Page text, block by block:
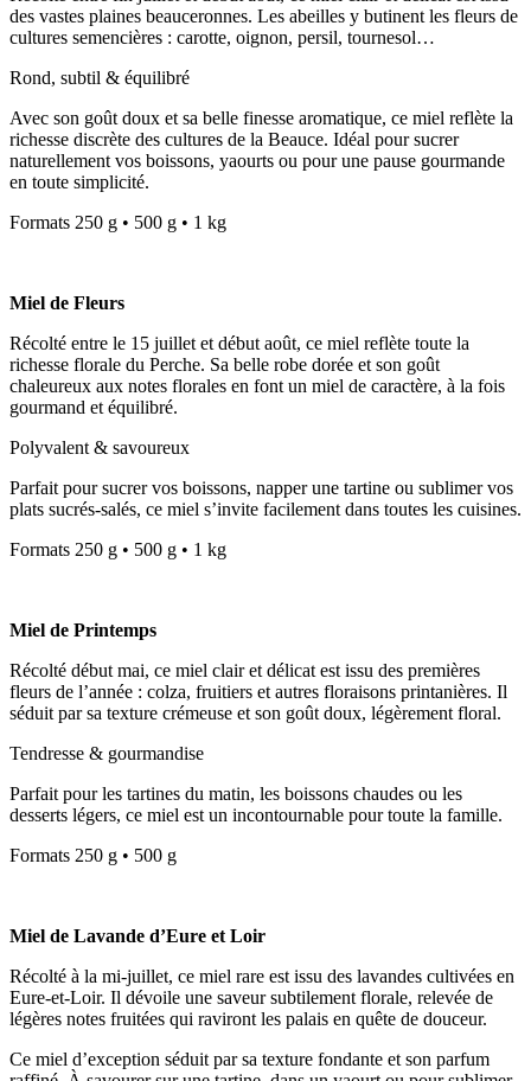
des vastes plaines beauceronnes. Les abeilles y butinent les fleurs de
cultures semencières : carotte, oignon, persil, tournesol…
Rond, subtil & équilibré
Avec son goût doux et sa belle finesse aromatique, ce miel reflète la
richesse discrète des cultures de la Beauce. Idéal pour sucrer
naturellement vos boissons, yaourts ou pour une pause gourmande
en toute simplicité.
Formats 250 g • 500 g • 1 kg
Miel de Fleurs
Récolté entre le 15 juillet et début août, ce miel reflète toute la
richesse florale du Perche. Sa belle robe dorée et son goût
chaleureux aux notes florales en font un miel de caractère, à la fois
gourmand et équilibré.
Polyvalent & savoureux
Parfait pour sucrer vos boissons, napper une tartine ou sublimer vos
plats sucrés-salés, ce miel s’invite facilement dans toutes les cuisines.
Formats 250 g • 500 g • 1 kg
Miel de Printemps
Récolté début mai, ce miel clair et délicat est issu des premières
fleurs de l’année : colza, fruitiers et autres floraisons printanières. Il
séduit par sa texture crémeuse et son goût doux, légèrement floral.
Tendresse & gourmandise
Parfait pour les tartines du matin, les boissons chaudes ou les
desserts légers, ce miel est un incontournable pour toute la famille.
Formats 250 g • 500 g
Miel de Lavande d’Eure et Loir
Récolté à la mi-juillet, ce miel rare est issu des lavandes cultivées en
Eure-et-Loir. Il dévoile une saveur subtilement florale, relevée de
légères notes fruitées qui raviront les palais en quête de douceur.
Ce miel d’exception séduit par sa texture fondante et son parfum